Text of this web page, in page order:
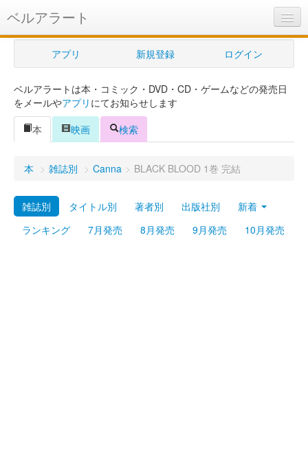
ベルアラート
ベルアラートとは
ヘルプ
新規登録
ログイン
Myシェルフ
プレミアム
アプリ 新規登録 ログイン
ベルアラートは本・コミック・DVD・CD・ゲームなどの発売日
をメールやアプリ にてお知らせします
本
映画 検索
本 > 雑誌別 > Canna > BLACK BLOOD 1巻 完結
雑誌別 タイトル別 著者別 出版社別
新着
ランキング
7月発売 8月発売 9月発売 10月発売